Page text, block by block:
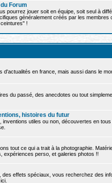
Forum
pourrez jouer soit en équipe, soit seul à
généralement créés par les membres
!
d'actualités en france, mais aussi dans le
du passé, des anecdotes ou tout
histoires du futur
inventions utiles ou non, découvertes en tous
tout ce qui a trait à la photographie.
expériences perso, et galeries photos !!
des effets spéciaux, vous recherchez des